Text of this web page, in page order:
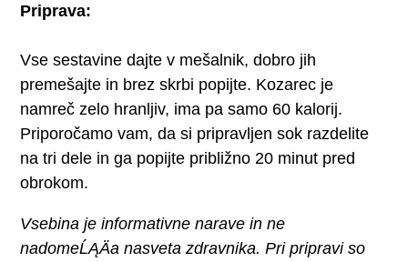
Priprava:
Vse sestavine dajte v mešalnik, dobro jih
premešajte in brez skrbi popijte. Kozarec je
namreč zelo hranljiv, ima pa samo 60 kalorij.
Priporočamo vam, da si pripravljen sok razdelite
na tri dele in ga popijte približno 20 minut pred
obrokom.
Vsebina je informativne narave in ne
nadomeĹĄÄa nasveta zdravnika. Pri pripravi so